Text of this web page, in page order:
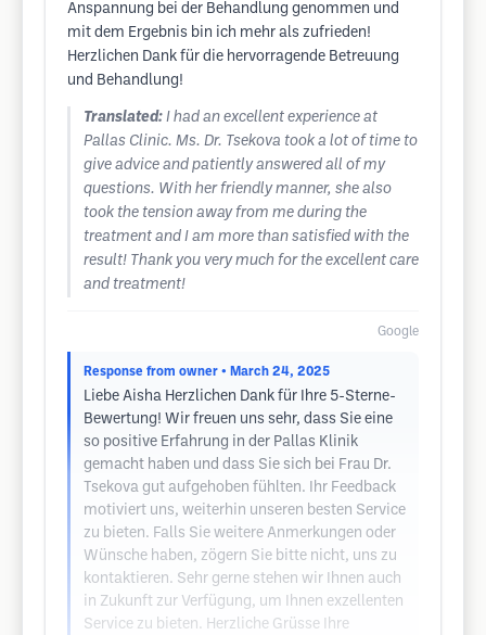
Anspannung bei der Behandlung genommen und
mit dem Ergebnis bin ich mehr als zufrieden!
Herzlichen Dank für die hervorragende Betreuung
und Behandlung!
Translated: I had an excellent experience at
Pallas Clinic. Ms. Dr. Tsekova took a lot of time to
give advice and patiently answered all of my
questions. With her friendly manner, she also
took the tension away from me during the
treatment and I am more than satisfied with the
result! Thank you very much for the excellent care
and treatment!
Google
Response from owner • March 24, 2025
Liebe Aisha Herzlichen Dank für Ihre 5-Sterne-
Bewertung! Wir freuen uns sehr, dass Sie eine
so positive Erfahrung in der Pallas Klinik
gemacht haben und dass Sie sich bei Frau Dr.
Tsekova gut aufgehoben fühlten. Ihr Feedback
motiviert uns, weiterhin unseren besten Service
zu bieten. Falls Sie weitere Anmerkungen oder
Wünsche haben, zögern Sie bitte nicht, uns zu
kontaktieren. Sehr gerne stehen wir Ihnen auch
in Zukunft zur Verfügung, um Ihnen exzellenten
Service zu bieten. Herzliche Grüsse Ihre